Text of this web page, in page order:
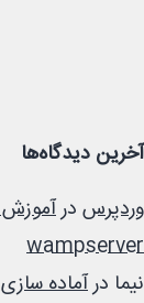
آخرین دیدگاه‌ها
وردپرس در
wampserver
نیما در